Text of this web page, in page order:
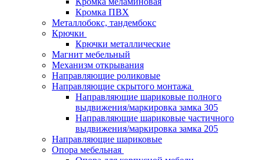
Кромка ПВХ
Металлобокс, тандембокс
Крючки
Крючки металлические
Магнит мебельный
Механизм открывания
Направляющие роликовые
Направляющие скрытого монтажа
Направляющие шариковые полного
выдвижения/маркировка замка 305
Направляющие шариковые частичного
выдвижения/маркировка замка 205
Направляющие шариковые
Опора мебельная